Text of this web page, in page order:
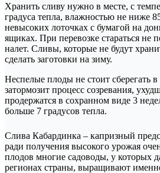
Хранить сливу нужно в месте, с
градуса тепла, влажностью не ниже
невысоких лоточках с бумагой на
ящиках. При перевозке стараться не
налет. Сливы, которые не будут
сделать заготовки на зиму.
Неспелые плоды не стоит сберегать
затормозит процесс созревания,
продержатся в сохранном виде 3
больше 7 градусов тепла.
Слива Кабардинка – капризный
ради получения высокого урожая
плодов многие садоводы, у которых
регионах страны, выращивают